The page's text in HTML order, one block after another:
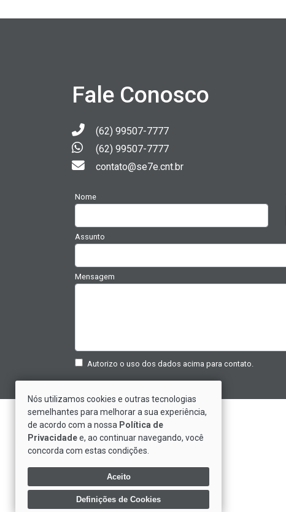
Fale Conosco
(62) 99507-7777
(62) 99507-7777
contato@se7e.cnt.br
Nome
Assunto
Mensagem
Autorizo o uso dos dados acima para contato.
Saiba Mais Sobre Nós
Depoimentos de Clientes
Trabalhe Conosco
Política de Privacidade
Nós utilizamos cookies e outras tecnologias
semelhantes para melhorar a sua experiência,
de acordo com a nossa Política de
Privacidadee, ao continuar navegando, você
concorda com estas condições.
Aceito
Definições de Cookies